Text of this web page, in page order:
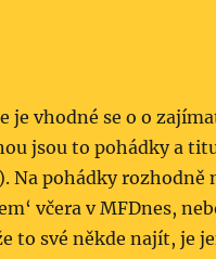
vhodné se o o
jsou to pohádky a
Na pohádky rozhodně
včera v MFDnes,
to své někde najít, je